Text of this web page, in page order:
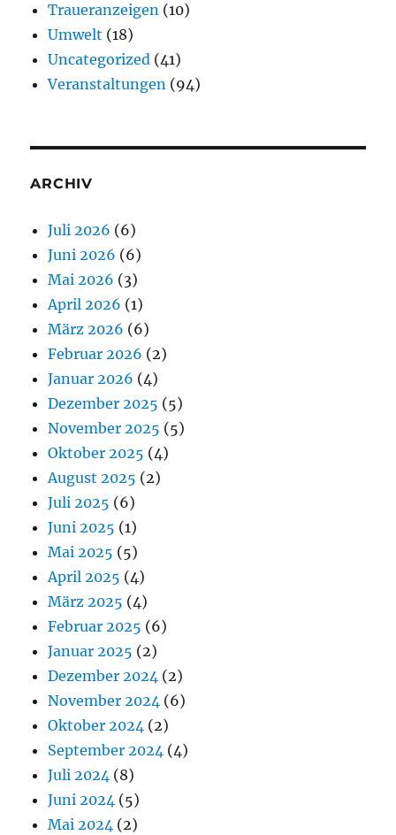
Traueranzeigen (10)
Umwelt (18)
Uncategorized (41)
Veranstaltungen (94)
ARCHIV
Juli 2026 (6)
Juni 2026 (6)
Mai 2026 (3)
April 2026 (1)
März 2026 (6)
Februar 2026 (2)
Januar 2026 (4)
Dezember 2025 (5)
November 2025 (5)
Oktober 2025 (4)
August 2025 (2)
Juli 2025 (6)
Juni 2025 (1)
Mai 2025 (5)
April 2025 (4)
März 2025 (4)
Februar 2025 (6)
Januar 2025 (2)
Dezember 2024 (2)
November 2024 (6)
Oktober 2024 (2)
September 2024 (4)
Juli 2024 (8)
Juni 2024 (5)
Mai 2024 (2)